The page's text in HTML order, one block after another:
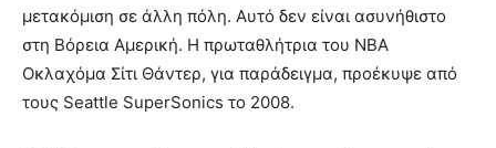
μετακόμιση σε άλλη πόλη. Αυτό δεν είναι ασυνήθιστο
στη Βόρεια Αμερική. Η πρωταθλήτρια του ΝΒΑ
Οκλαχόμα Σίτι Θάντερ, για παράδειγμα, προέκυψε από
τους Seattle SuperSonics το 2008.